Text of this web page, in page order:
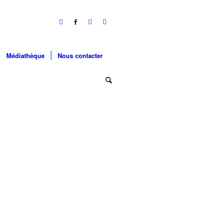
Médiathèque Nous contacter